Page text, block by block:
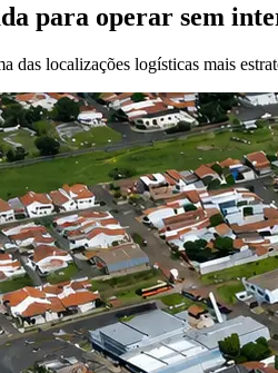
para operar sem
das localizações logísticas mais